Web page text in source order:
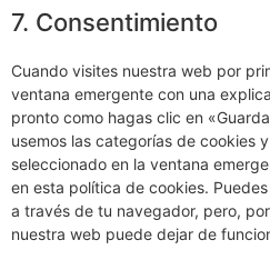
7. Consentimiento
Cuando visites nuestra web por
ventana emergente con una
pronto como hagas clic en
usemos las categorías de cookies
seleccionado en la ventana
en esta política de cookies.
a través de tu navegador, pero,
nuestra web puede dejar de